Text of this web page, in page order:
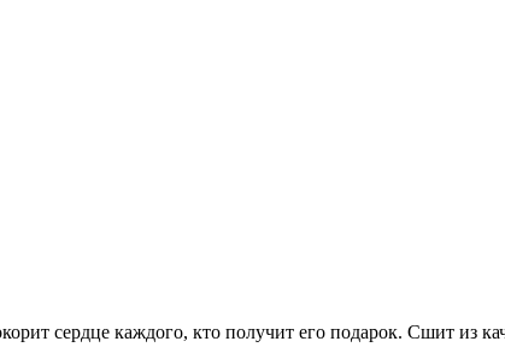
сердце каждого, кто получит его подарок. Сшит из